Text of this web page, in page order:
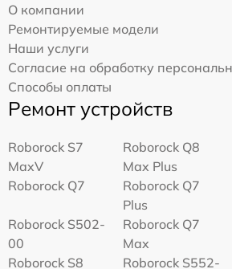
О компании
Ремонтируемые модели
Наши услуги
Согласие на обработку
Способы оплаты
Ремонт устройств
Roborock S7
MaxV
Roborock Q8
Max Plus
Roborock Q7
Roborock Q7
Plus
Roborock S502-
00
Roborock Q7
Max
Roborock S8
Roborock S552-